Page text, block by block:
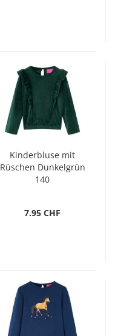
Kinderbluse mit
Rüschen Dunkelgrün
140
7.95 CHF